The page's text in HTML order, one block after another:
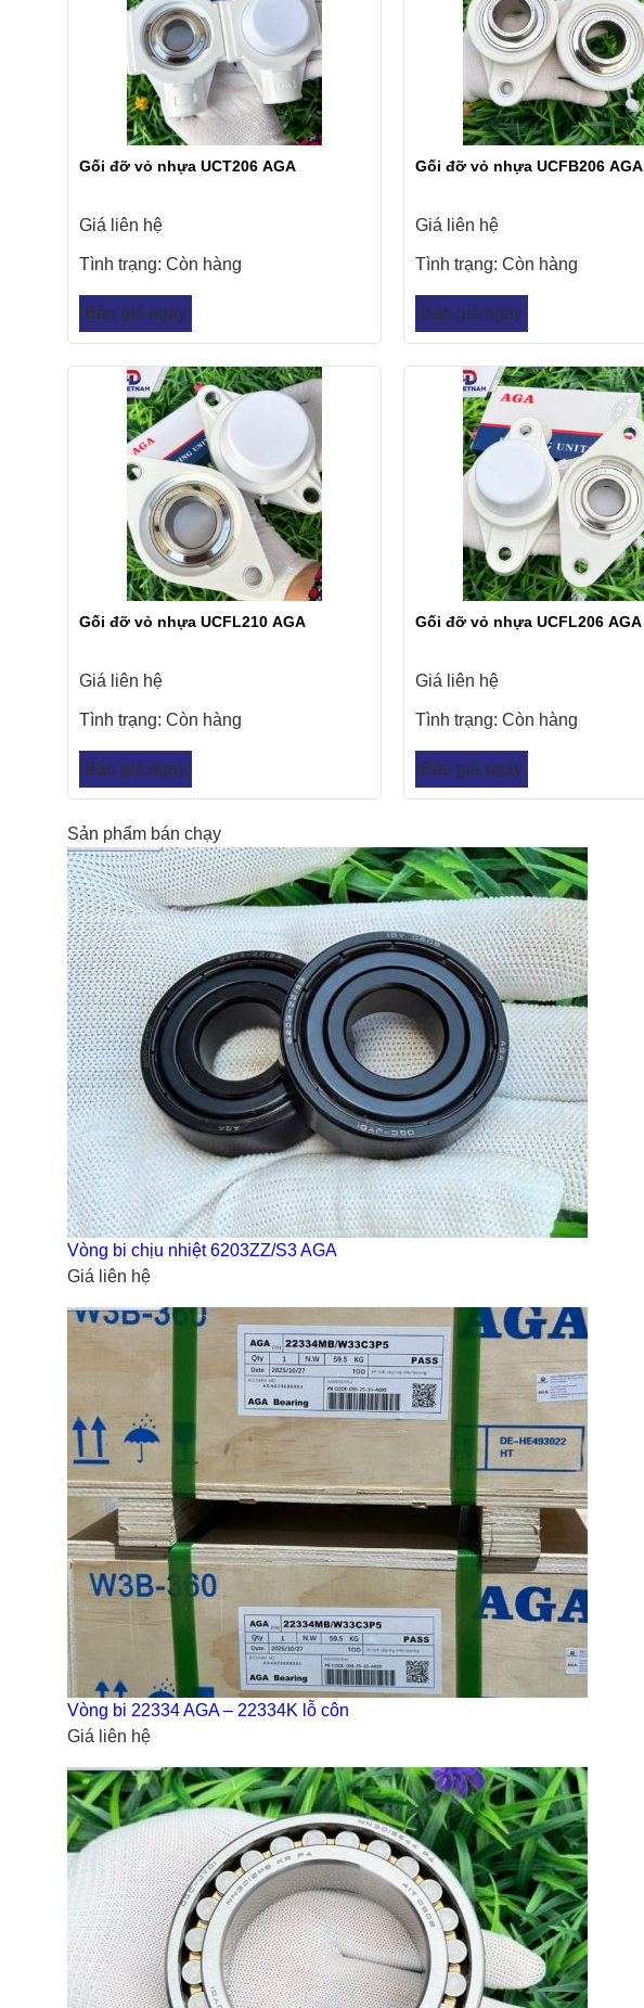
Gối đỡ vỏ nhựa UCT206 AGA
Giá liên hệ
Tình trạng: Còn hàng
Báo giá ngay
Gối đỡ vỏ nhựa UCFB206 AGA
Giá liên hệ
Tình trạng: Còn hàng
Báo giá ngay
Gối đỡ vỏ nhựa UCFL210 AGA
Giá liên hệ
Tình trạng: Còn hàng
Báo giá ngay
Gối đỡ vỏ nhựa UCFL206 AGA
Giá liên hệ
Tình trạng: Còn hàng
Báo giá ngay
Sản phẩm bán chạy
Vòng bi chịu nhiệt 6203ZZ/S3 AGA
Giá liên hệ
Vòng bi 22334 AGA – 22334K lỗ côn
Giá liên hệ